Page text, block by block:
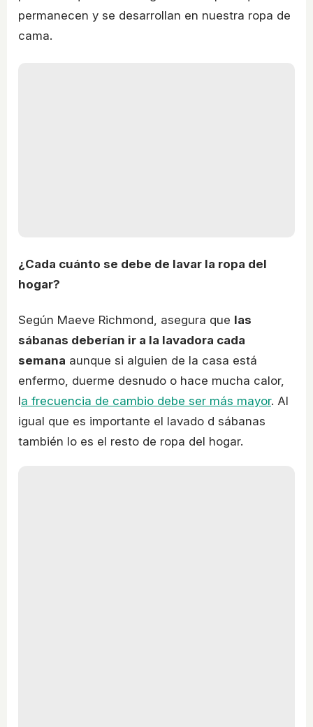
permanecen y se desarrollan en nuestra ropa de
cama.
¿Cada cuánto se debe de lavar la ropa del
hogar?
Según Maeve Richmond, asegura que las
sábanas deberían ir a la lavadora cada
semana aunque si alguien de la casa está
enfermo, duerme desnudo o hace mucha calor,
la frecuencia de cambio debe ser más mayor. Al
igual que es importante el lavado d sábanas
también lo es el resto de ropa del hogar.